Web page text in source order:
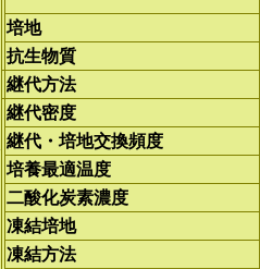
培地
抗生物質
継代方法
継代密度
継代・培地交換頻度
培養最適温度
二酸化炭素濃度
凍結培地
凍結方法